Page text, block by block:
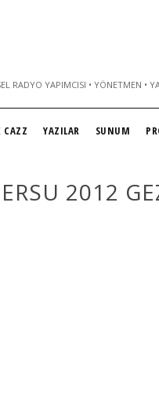
RADYO YAPIMCISI • YÖNETMEN •
CAZZ YAZILAR SUNUM
2012